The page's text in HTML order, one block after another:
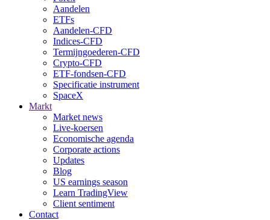
Aandelen
ETFs
Aandelen-CFD
Indices-CFD
Termijngoederen-CFD
Crypto-CFD
ETF-fondsen-CFD
Specificatie instrument
SpaceX
Markt
Market news
Live-koersen
Economische agenda
Corporate actions
Updates
Blog
US earnings season
Learn TradingView
Client sentiment
Contact